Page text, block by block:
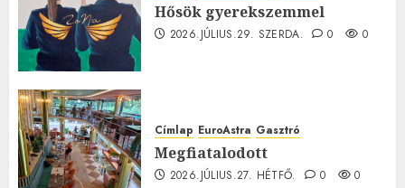
Hősök gyerekszemmel
2026.JÚLIUS.29. SZERDA. 0 0
Címlap EuroAstra Gasztró
Megfiatalodott
2026.JÚLIUS.27. HÉTFŐ. 0 0